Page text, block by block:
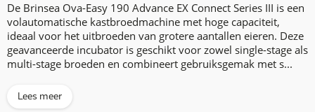
De Brinsea Ova-Easy 190 Advance EX Connect Series III is een
volautomatische kastbroedmachine met hoge capaciteit,
ideaal voor het uitbroeden van grotere aantallen eieren. Deze
geavanceerde incubator is geschikt voor zowel single-stage als
multi-stage broeden en combineert gebruiksgemak met s...
Lees meer